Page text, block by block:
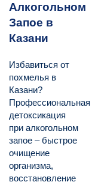
Алкогольном
Запое в
Казани
Избавиться от
похмелья в
Казани?
Профессиональная
детоксикация
при алкогольном
запое – быстрое
очищение
организма,
восстановление